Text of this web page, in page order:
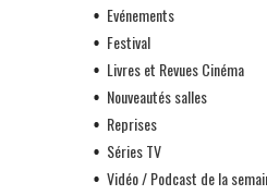
Evénements
Festival
Livres et Revues Cinéma
Nouveautés salles
Reprises
Séries TV
Vidéo / Podcast de la